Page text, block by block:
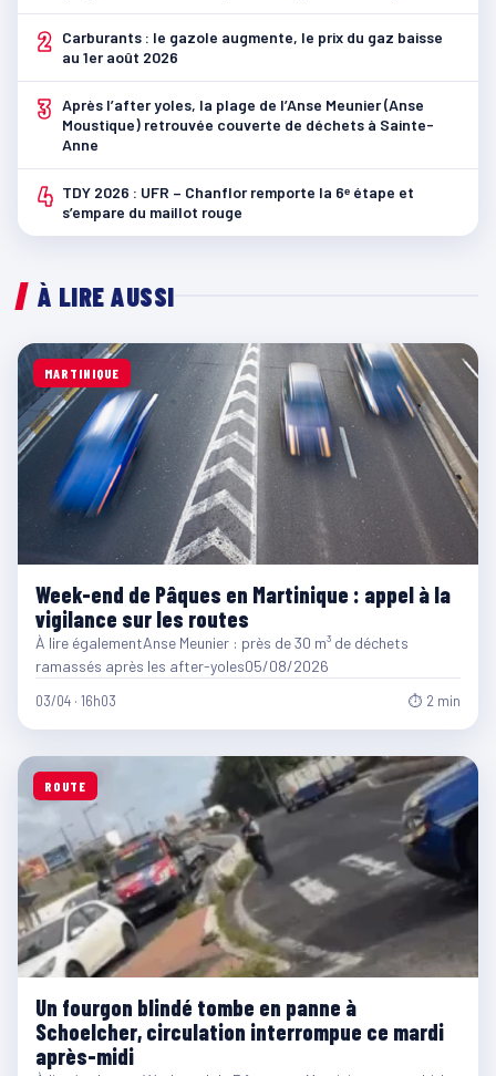
2
Carburants : le gazole augmente, le prix du gaz baisse
au 1er août 2026
3 Après l’after yoles, la plage de l’Anse Meunier (Anse
Moustique) retrouvée couverte de déchets à Sainte-
Anne
4 TDY 2026 : UFR – Chanflor remporte la 6ᵉ étape et
s’empare du maillot rouge
À LIRE AUSSI
MARTINIQUE
Week-end de Pâques en Martinique : appel à la
vigilance sur les routes
À lire égalementAnse Meunier : près de 30 m³ de déchets
ramassés après les after-yoles05/08/2026
03/04 · 16h03 ⏱ 2 min
ROUTE
Un fourgon blindé tombe en panne à
Schoelcher, circulation interrompue ce mardi
après-midi